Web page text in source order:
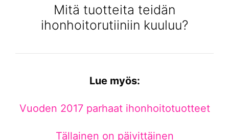
Mitä tuotteita teidän
ihonhoitorutiiniin kuuluu?
Lue myös:
Vuoden 2017 parhaat ihonhoitotuotteet
Tällainen on päivittäinen